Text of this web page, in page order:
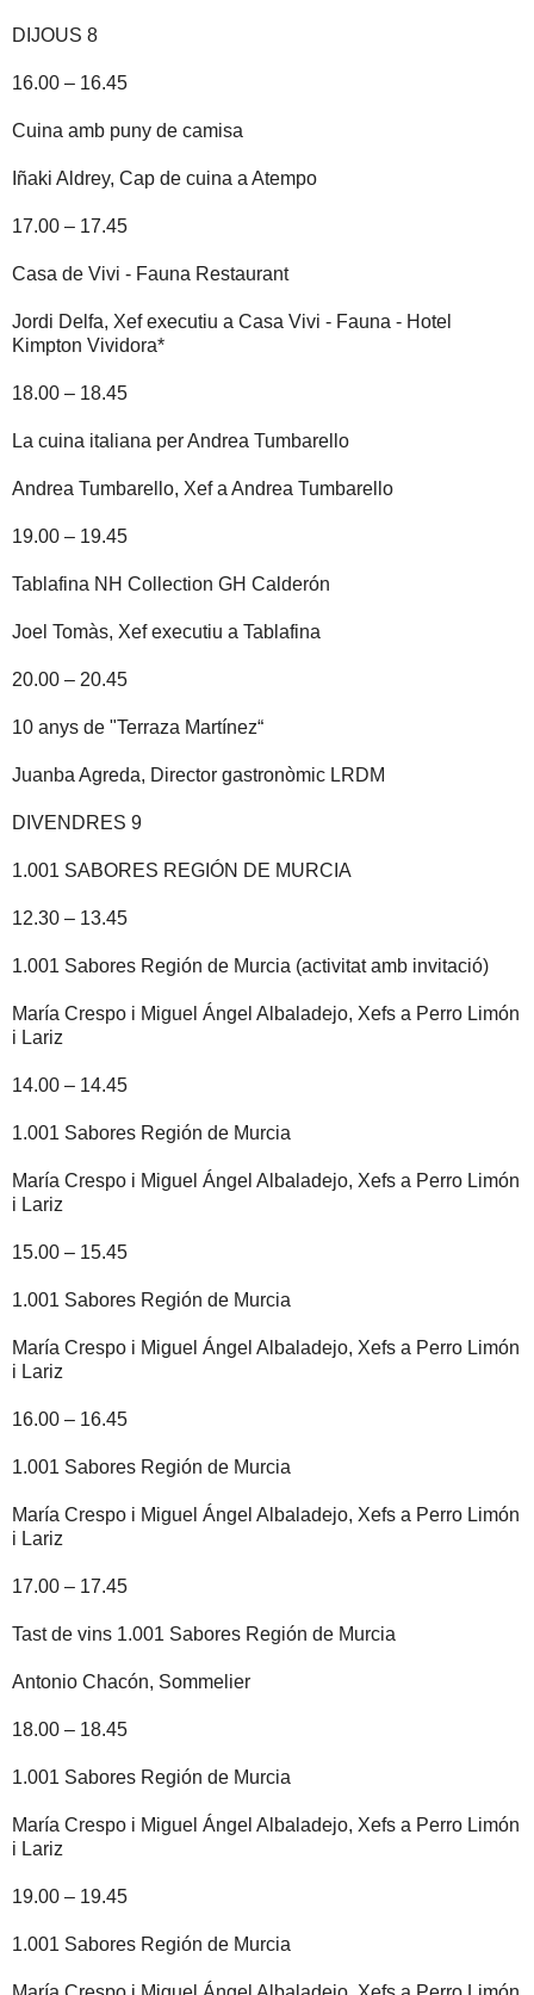
DIJOUS 8
16.00 – 16.45
Cuina amb puny de camisa
Iñaki Aldrey, Cap de cuina a Atempo
17.00 – 17.45
Casa de Vivi - Fauna Restaurant
Jordi Delfa, Xef executiu a Casa Vivi - Fauna - Hotel
Kimpton Vividora*
18.00 – 18.45
La cuina italiana per Andrea Tumbarello
Andrea Tumbarello, Xef a Andrea Tumbarello
19.00 – 19.45
Tablafina NH Collection GH Calderón
Joel Tomàs, Xef executiu a Tablafina
20.00 – 20.45
10 anys de "Terraza Martínez“
Juanba Agreda, Director gastronòmic LRDM
DIVENDRES 9
1.001 SABORES REGIÓN DE MURCIA
12.30 – 13.45
1.001 Sabores Región de Murcia (activitat amb invitació)
María Crespo i Miguel Ángel Albaladejo, Xefs a Perro Limón
i Lariz
14.00 – 14.45
1.001 Sabores Región de Murcia
María Crespo i Miguel Ángel Albaladejo, Xefs a Perro Limón
i Lariz
15.00 – 15.45
1.001 Sabores Región de Murcia
María Crespo i Miguel Ángel Albaladejo, Xefs a Perro Limón
i Lariz
16.00 – 16.45
1.001 Sabores Región de Murcia
María Crespo i Miguel Ángel Albaladejo, Xefs a Perro Limón
i Lariz
17.00 – 17.45
Tast de vins 1.001 Sabores Región de Murcia
Antonio Chacón, Sommelier
18.00 – 18.45
1.001 Sabores Región de Murcia
María Crespo i Miguel Ángel Albaladejo, Xefs a Perro Limón
i Lariz
19.00 – 19.45
1.001 Sabores Región de Murcia